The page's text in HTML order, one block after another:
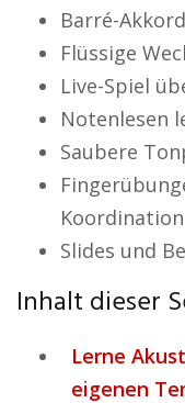
Barré-
Flüssige
Live-Spiel
Notenlesen
Saubere
Koordination
Slides und
Inhalt dieser
Lerne
eigenen